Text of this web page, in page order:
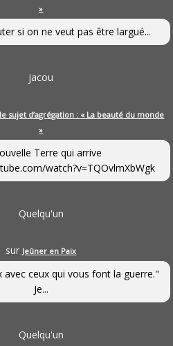
»
si on ne veut pas être largué...
jacou
sujet d’agrégation : « La beauté du monde
»
Terre qui arrive
watch?v=TQOvlmXbWgk
Quelqu'un
sur Jeûner en Paix
avec ceux qui vous font la guerre."
Je...
Quelqu'un